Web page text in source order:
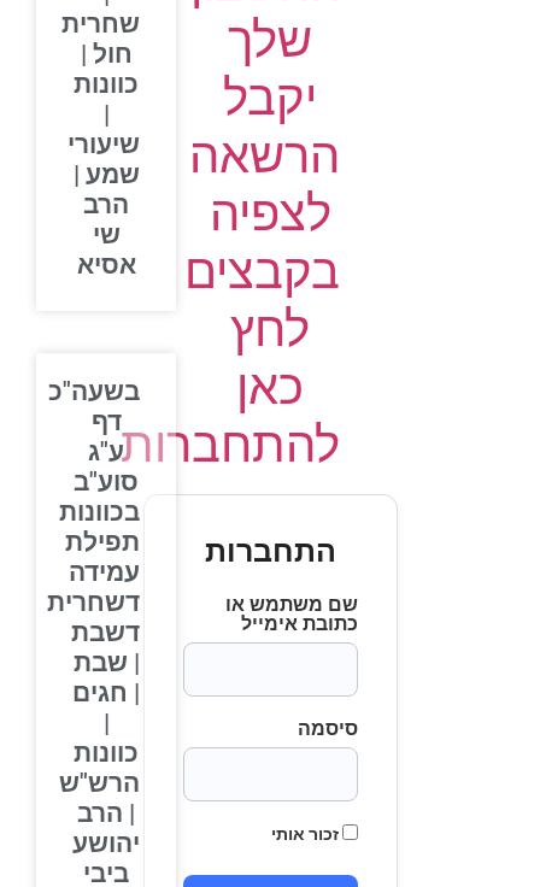
שלך
יקבל
הרשאה
לצפיה
בקבצים
לחץ
כאן
להתחברות
התחברות
שם משתמש או
כתובת אימייל
סיסמה
זכור אותי
שחרית
חול |
כוונות
שיעורי
שמע |
הרב
שי
אסיא
בשעה"כ
דף
ע"ג
סוע"ב
בכוונות
תפילת
עמידה
דשחרית
דשבת
| שבת
| חגים
כוונות
הרש"ש
| הרב
יהושע
ביבי